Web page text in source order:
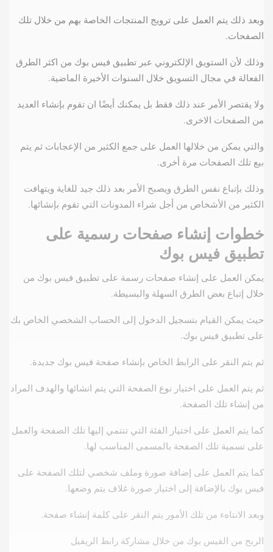
وبعد ذلك يتم العمل على ترويج المنتجات الخاصة بهم من خلال تلك
الصفحات.
وذلك لأن الستويق الإلكتروني عبر تطبيق فيس بوك من اكثر الطرق
الفعالة في مجال التسويق خلال السنوات الأخيرة الماضية.
ولا يقتصر الأمر عند ذلك فقط بل يمكنك أيضًا ان تقوم بإنشاء العديد
من الصفحات الاخرى.
والتي يمكن من خلالها العمل على جمع الكثير من الإعجابات ثم يتم
بيع تلك الصفحات مرة أخرى.
وذلك بإتباع نفس الطرق ويصبح الأمر بعد ذلك جيد للغاية ويتهافت
الكثير من الأشخاص من أجل شراء المدونات التي تقوم بإنشائها.
خطوات إنشاء صفحات رسمية على
تطبيق فيس بوك
يمكن العمل على إنشاء صفحات رسمة على تطبيق فيس بوك من
خلال إتباع بعض الطرق السهلة والبسيطة.
حيث يمكن القيام بتسجيل الدخول إلى الحساب الشخصي الخاص بك
على تطبيق فيس بوك.
ثم يتم النقر على الرابط الخاص بإنشاء صفحة فيس بوك جديدة.
ثم يتم العمل على اختيار نوع الصفحة التي يتم انشائها والهدف المراد
من إنشاء تلك الصفحة.
كما يتم العمل على اختيار الفئة التي تنتمي إليها تلك الصفحة والعمل
على تسمية تلك الصفحة بالمسمى المناسب لها.
كما يتم العمل على إضافة صورة وملف شخصي لتلك الصفحة على
فيس بوك بالإضافة إلى اختيار صورة غلاف يتم وضعها.
وبعد الانتاهء من تلك الأمور يتم النقر على كلمة إنشاء صفحة.
الربح من الفيس بوك من خلال مشاركة رابط الريفيل